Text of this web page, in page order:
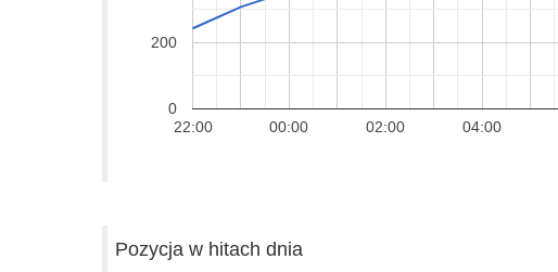
22:00 00:00 02:00 04:00
0
200
Pozycja w hitach dnia